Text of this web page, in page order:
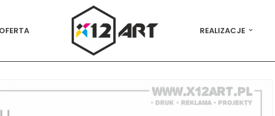
OFERTA REALIZACJE